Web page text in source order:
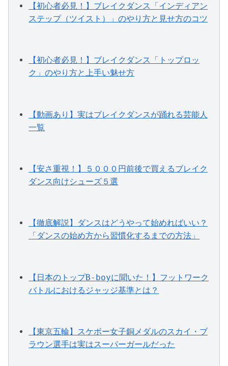
【初心者必見！】ブレイクダンス「インディアン
ステップ（ツイスト）」のやり方と見せ方のコツ
【初心者必見！】ブレイクダンス「トップロッ
ク」のやり方と上手い魅せ方
【動画あり】実はブレイクダンスが踊れる芸能人
一覧
【安さ重視！】５０００円前後で買えるブレイク
ダンス向けシューズ５選
【徹底解説】ダンスはどうやって始めればいい？
「ダンスの始め方から習慣化するまでの方法」
【日本のトップB-boyに聞いた！】フットワーク
バトルにおけるジャッジ基準とは？
【東京五輪】スケボー女子銅メダルのスカイ・ブ
ラウン選手は実はスーパーガールだった